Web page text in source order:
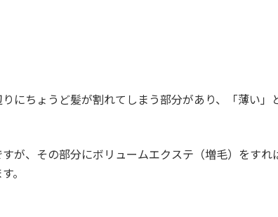
にちょうど髪が割れてしまう部分があり、「薄い」
が、その部分にボリュームエクステ（増毛）をすれ
。